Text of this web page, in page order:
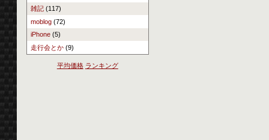
雑記(117)
moblog(72)
iPhone(5)
走行会とか(9)
平均価格 ランキング